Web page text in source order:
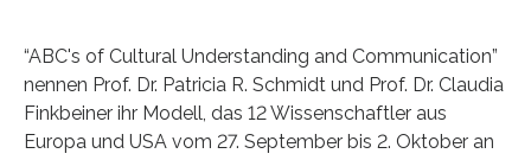
“ABC's of Cultural Understanding and Communication”
nennen Prof. Dr. Patricia R. Schmidt und Prof. Dr. Claudia
Finkbeiner ihr Modell, das 12 Wissenschaftler aus
Europa und USA vom 27. September bis 2. Oktober an